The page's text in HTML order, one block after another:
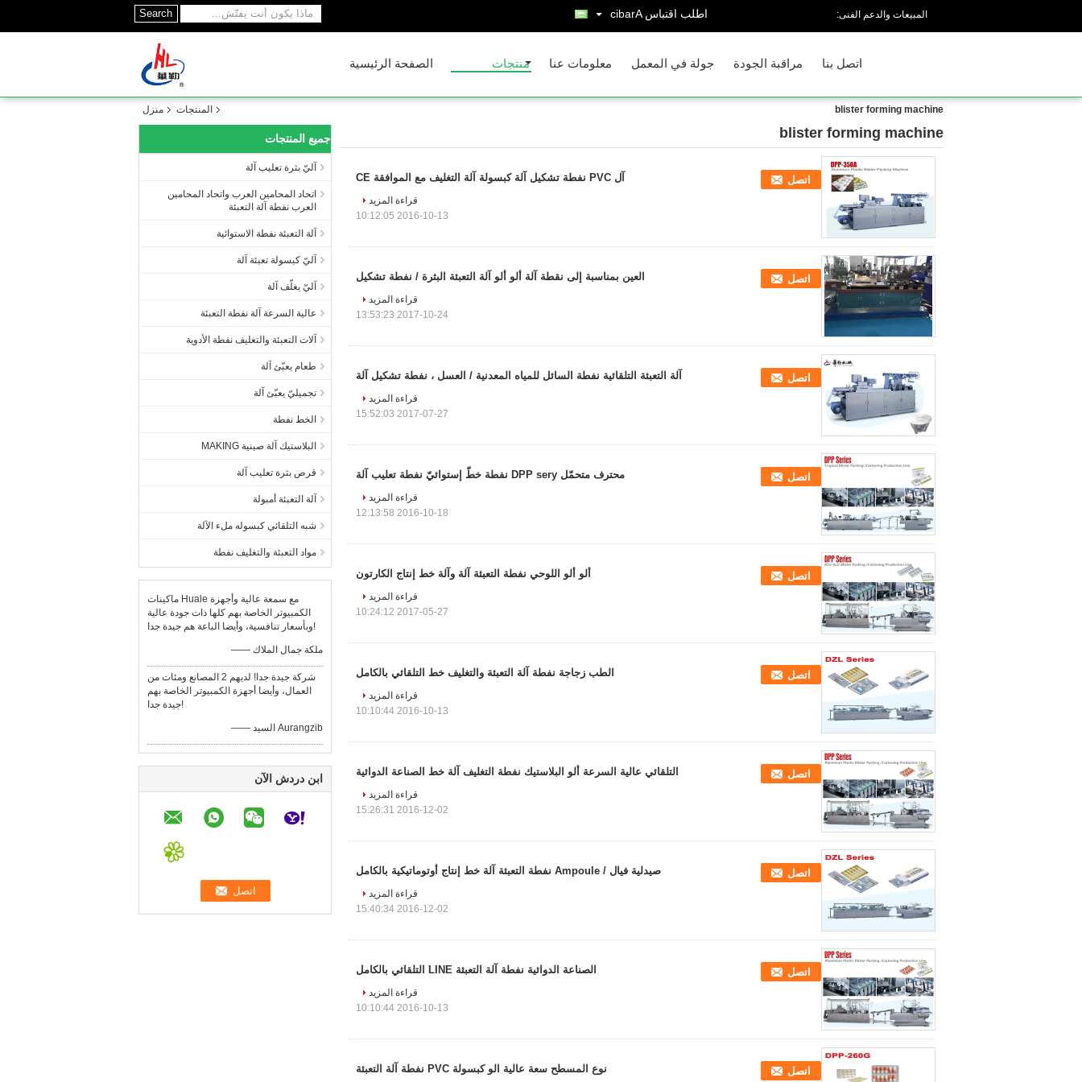
Search المبيعات والدعم الفنى: اطلب اقتباس Arabic
الصفحة الرئيسية منتجات معلومات عنا جولة في المعمل مراقبة الجودة اتصل بنا
منزل المنتجات blister forming machine
جميع المنتجات
آليّ بثرة تعليب آلة
اتحاد المحامين العرب واتحاد المحامين
العرب نفطة آلة التعبئة
آلة التعبئة نفطة الاستوائية
آليّ كبسولة تعبئة آلة
آليّ يغلّف آلة
عالية السرعة آلة نفطة التعبئة
آلات التعبئة والتغليف نفطة الأدوية
طعام يعبّئ آلة
تجميليّ يعبّئ آلة
الخط نفطة
البلاستيك آلة صينية MAKING
قرص بثرة تعليب آلة
آلة التعبئة أمبولة
شبه التلقائي كبسوله ملء الآلة
مواد التعبئة والتغليف نفطة
ماكينات Huale مع سمعة عالية وأجهزة
الكمبيوتر الخاصة بهم كلها ذات جودة عالية
وبأسعار تنافسية، وأيضا الباعة هم جيدة جدا!
—— ملكة جمال الملاك
شركة جيدة جدا! لديهم 2 المصانع ومئات من
العمال، وأيضا أجهزة الكمبيوتر الخاصة بهم
جيدة جدا!
—— السيد Aurangzib
ابن دردش الآن
blister forming machine
آل PVC نفطة تشكيل آلة كبسولة آلة التغليف مع الموافقة CE اتصل
قراءة المزيد
2016-10-13 10:12:05
العين بمناسبة إلى نقطة آلة ألو ألو آلة التعبئة البثرة / نفطة تشكيل اتصل
قراءة المزيد
2017-10-24 13:53:23
آلة التعبئة التلقائية نفطة السائل للمياه المعدنية / العسل ، نفطة تشكيل آلة اتصل
قراءة المزيد
2017-07-27 15:52:03
محترف متحمّل DPP sery نفطة خطّ إستوائيّ نفطة تعليب آلة اتصل
قراءة المزيد
2016-10-18 12:13:58
ألو ألو اللوحي نفطة التعبئة آلة وآلة خط إنتاج الكارتون اتصل
قراءة المزيد
2017-05-27 10:24:12
الطب زجاجة نفطة آلة التعبئة والتغليف خط التلقائي بالكامل اتصل
قراءة المزيد
2016-10-13 10:10:44
التلقائي عالية السرعة ألو البلاستيك نفطة التغليف آلة خط الصناعة الدوائية اتصل
قراءة المزيد
2016-12-02 15:26:31
صيدلية فيال / Ampoule نفطة التعبئة آلة خط إنتاج أوتوماتيكية بالكامل اتصل
قراءة المزيد
2016-12-02 15:40:34
الصناعة الدوائية نفطة آلة التعبئة LINE التلقائي بالكامل اتصل
قراءة المزيد
2016-10-13 10:10:44
نوع المسطح سعة عالية الو كبسولة PVC نفطة آلة التعبئة اتصل